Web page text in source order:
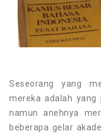
Seseorang yang
mereka adalah yang
namun anehnya
beberapa gelar